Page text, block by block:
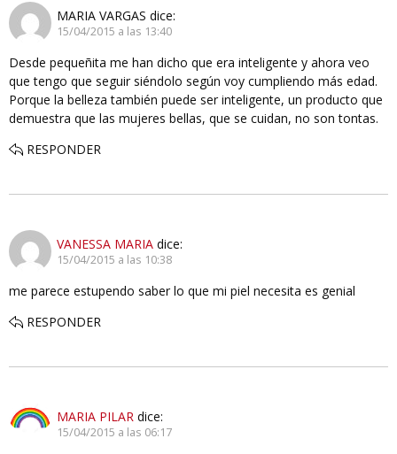
MARIA VARGAS dice:
15/04/2015 a las 13:40
Desde pequeñita me han dicho que era inteligente y ahora veo
que tengo que seguir siéndolo según voy cumpliendo más edad.
Porque la belleza también puede ser inteligente, un producto que
demuestra que las mujeres bellas, que se cuidan, no son tontas.
RESPONDER
VANESSA MARIA dice:
15/04/2015 a las 10:38
me parece estupendo saber lo que mi piel necesita es genial
RESPONDER
MARIA PILAR dice:
15/04/2015 a las 06:17